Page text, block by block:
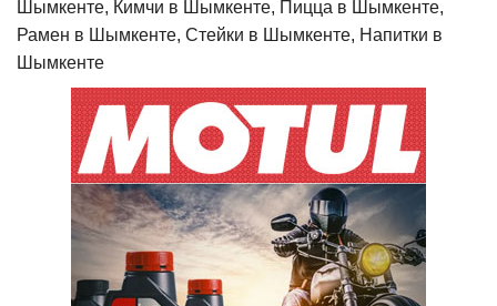
Шымкенте, Кимчи в Шымкенте, Пицца в Шымкенте,
Рамен в Шымкенте, Стейки в Шымкенте, Напитки в
Шымкенте